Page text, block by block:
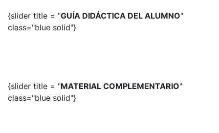
{slider title = "GUÍA DIDÁCTICA DEL ALUMNO"
class="blue solid"}
{slider title = "MATERIAL COMPLEMENTARIO"
class="blue solid"}